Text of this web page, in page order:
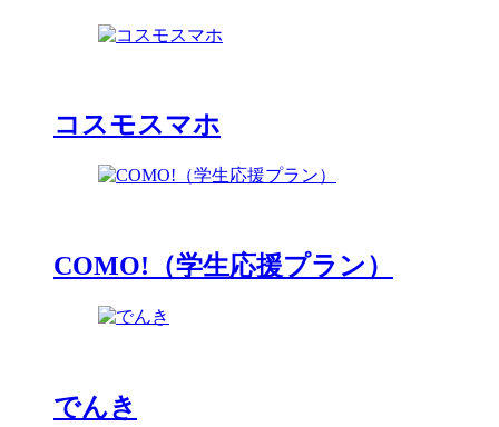
コスモスマホ
COMO!（学生応援プラン）
でんき